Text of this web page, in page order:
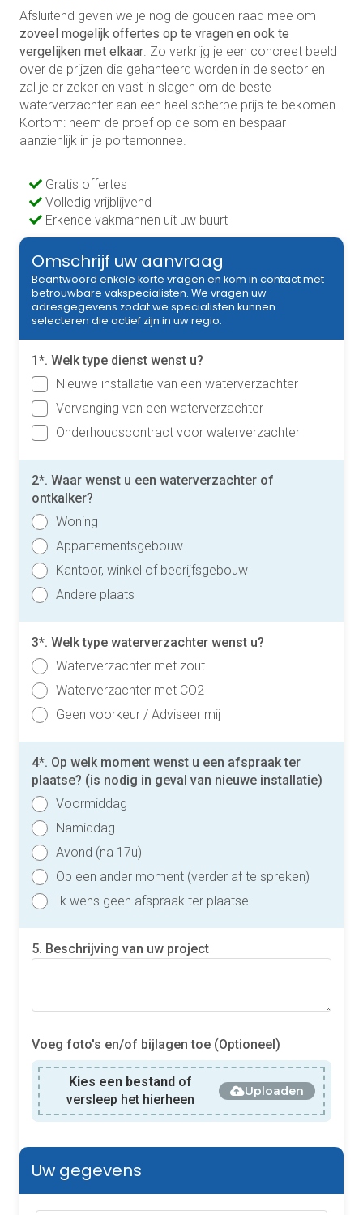
Afsluitend geven we je nog de gouden raad mee om
zoveel mogelijk offertes op te vragen en ook te
vergelijken met elkaar . Zo verkrijg je een concreet beeld
over de prijzen die gehanteerd worden in de sector en
zal je er zeker en vast in slagen om de beste
waterverzachter aan een heel scherpe prijs te bekomen.
Kortom: neem de proef op de som en bespaar
aanzienlijk in je portemonnee.
Gratis offertes
Volledig vrijblijvend
Erkende vakmannen uit uw buurt
Omschrijf uw aanvraag
Beantwoord enkele korte vragen en kom in contact met
betrouwbare vakspecialisten. We vragen uw
adresgegevens zodat we specialisten kunnen
selecteren die actief zijn in uw regio.
1*. Welk type dienst wenst u?
Nieuwe installatie van een waterverzachter
Vervanging van een waterverzachter
Onderhoudscontract voor waterverzachter
2*. Waar wenst u een waterverzachter of
ontkalker?
Woning
Appartementsgebouw
Kantoor, winkel of bedrijfsgebouw
Andere plaats
3*. Welk type waterverzachter wenst u?
Waterverzachter met zout
Waterverzachter met CO2
Geen voorkeur / Adviseer mij
4*. Op welk moment wenst u een afspraak ter
plaatse? (is nodig in geval van nieuwe installatie)
Voormiddag
Namiddag
Avond (na 17u)
Op een ander moment (verder af te spreken)
Ik wens geen afspraak ter plaatse
5. Beschrijving van uw project
Voeg foto's en/of bijlagen toe (Optioneel)
Kies een bestand of
versleep het hierheen
Uploaden
Uw gegevens